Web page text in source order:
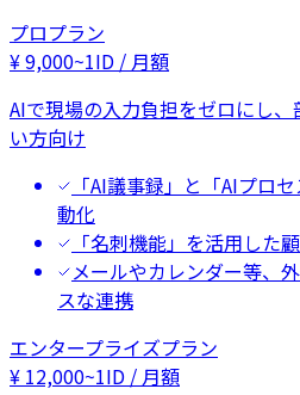
プロプラン
¥9,000~1ID / 月額
AIで現場の入力負担をゼロにし
い方向け
「AI議事録」と「AIプロ
動化
「名刺機能」を活用した
メールやカレンダー等、
スな連携
エンタープライズプラン
¥ 12,000~1ID / 月額